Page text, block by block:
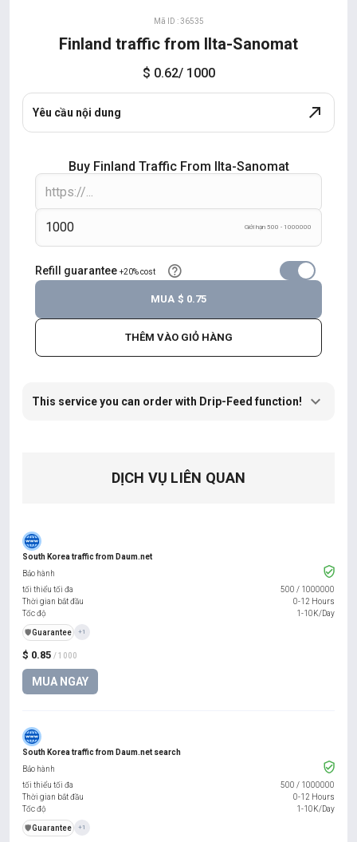
Mã ID : 36535
Finland traffic from Ilta-Sanomat
$ 0.62/ 1000
Yêu cầu nội dung
Buy Finland Traffic From Ilta-Sanomat
Giới hạn 500 - 1000000
Refill guarantee +20% cost
THÊM VÀO GIỎ HÀNG
MUA $ 0.75
This service you can order with Drip-Feed function!
DỊCH VỤ LIÊN QUAN
South Korea traffic from Daum.net
$ 0.85 / 1000
MUA NGAY
Bảo hành
tối thiểu tối đa
500 / 1000000
Thời gian bắt đầu
0-12 Hours
Tốc độ
1-10K/Day
️🛡️Guarantee +1
South Korea traffic from Daum.net search
Bảo hành
tối thiểu tối đa
500 / 1000000
Thời gian bắt đầu
0-12 Hours
Tốc độ
1-10K/Day
️🛡️Guarantee +1